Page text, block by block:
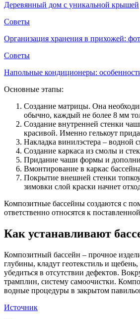
Деревянный дом с уникальной крышей
Советы
Организация хранения в прихожей:
Советы
Напольные кондиционеры:
Основные этапы:
Создание матрицы. Она
обычно, каждый не более 8 мм
Создание внутренней стенки
красивой. Именно гелькоут
Накладка винилэстера – водной
Создание каркаса из смолы и
Придание чаши формы и
Вмонтирование в каркас
Покрытие внешней стенки
зимовки слой краски начнет
Композитные бассейны создаются с
ответственно относятся к
Как устанавливают
Композитный бассейн – прочное
глубины, кладут геотекстиль и
убедиться в отсутствии дефектов.
трамплин, систему самоочистки.
водные процедуры в закрытом
Источник